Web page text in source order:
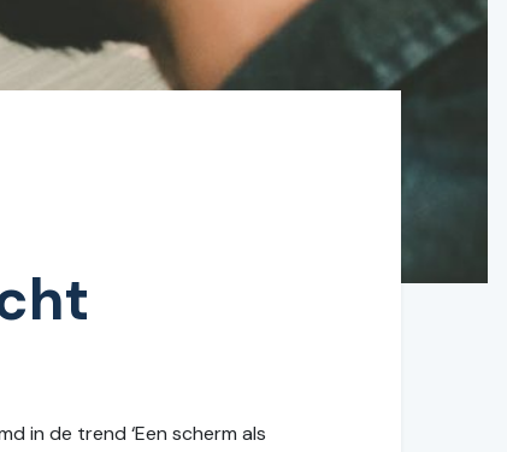
in de trend ‘Een scherm als